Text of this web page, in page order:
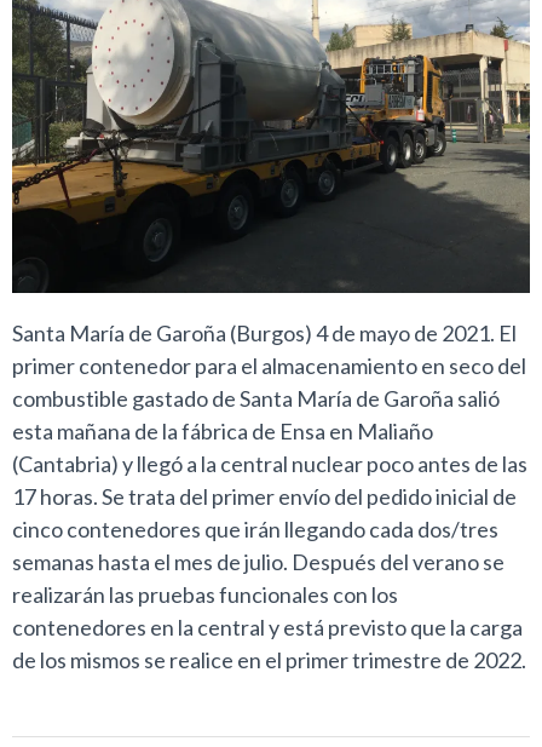
Santa María de Garoña (Burgos) 4 de mayo de 2021. El
primer contenedor para el almacenamiento en seco del
combustible gastado de Santa María de Garoña salió
esta mañana de la fábrica de Ensa en Maliaño
(Cantabria) y llegó a la central nuclear poco antes de las
17 horas. Se trata del primer envío del pedido inicial de
cinco contenedores que irán llegando cada dos/tres
semanas hasta el mes de julio. Después del verano se
realizarán las pruebas funcionales con los
contenedores en la central y está previsto que la carga
de los mismos se realice en el primer trimestre de 2022.